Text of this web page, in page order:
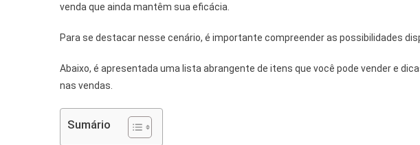
venda que ainda mantêm sua eficácia.
Para se destacar nesse cenário, é importante compreender as possibilidades
Abaixo, é apresentada uma lista abrangente de itens que você pode vender e
nas vendas.
Sumário